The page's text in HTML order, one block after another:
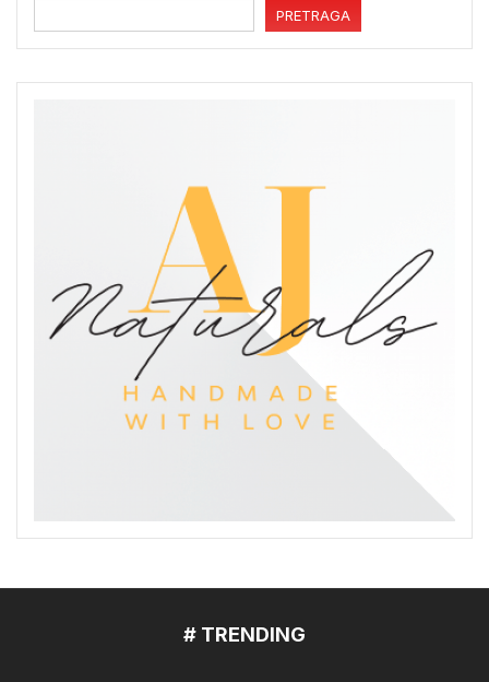
PRETRAGA
# TRENDING